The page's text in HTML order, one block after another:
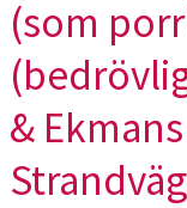
(som
&